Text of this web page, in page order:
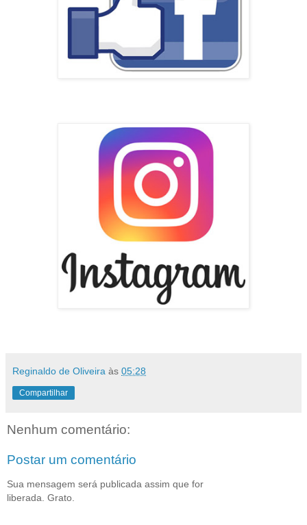
Reginaldo de Oliveira às 05:28
Compartilhar
Nenhum comentário:
Postar um comentário
Sua mensagem será publicada assim que for
liberada. Grato.